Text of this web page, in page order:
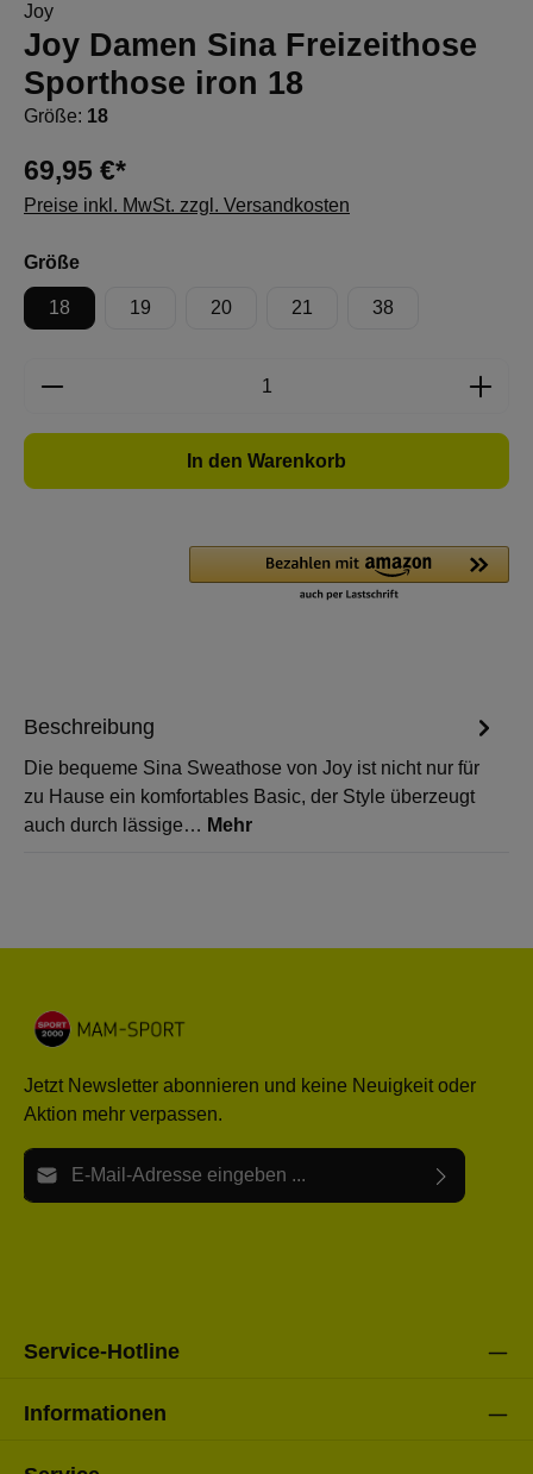
Joy
Joy Damen Sina Freizeithose
Sporthose iron 18
Größe: 18
69,95 €*
Preise inkl. MwSt. zzgl. Versandkosten
Größeauswählen
18 19 20 21 38
Produkt Anzahl: Gib den gewünschten
In den Warenkorb
Beschreibung
Die bequeme Sina Sweathose von Joy ist nicht nur für
zu Hause ein komfortables Basic, der Style überzeugt
auch durch lässige… Mehr
Jetzt Newsletter abonnieren und keine Neuigkeit oder
Aktion mehr verpassen.
E-Mail-Adresse*
Service-Hotline
Informationen